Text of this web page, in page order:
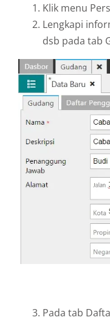
Klik menu
Lengkapi
dsb pada tab
Pada tab